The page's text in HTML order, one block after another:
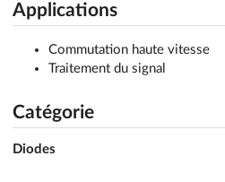
Applications
Commutation haute vitesse
Traitement du signal
Catégorie
Diodes